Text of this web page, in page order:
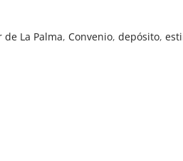
La Palma,Convenio,depósito,